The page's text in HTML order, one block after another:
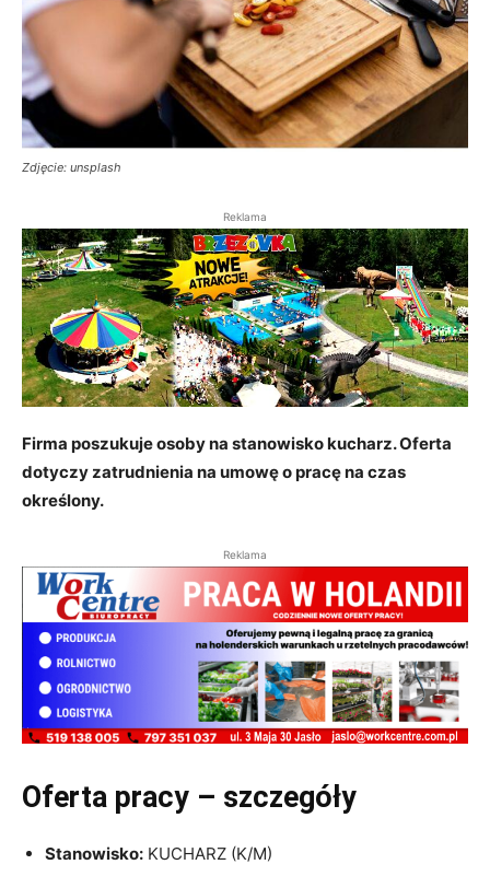
Zdjęcie: unsplash
Reklama
Firma poszukuje osoby na stanowisko kucharz. Oferta
dotyczy zatrudnienia na umowę o pracę na czas
określony.
Reklama
Oferta pracy – szczegóły
Stanowisko: KUCHARZ (K/M)